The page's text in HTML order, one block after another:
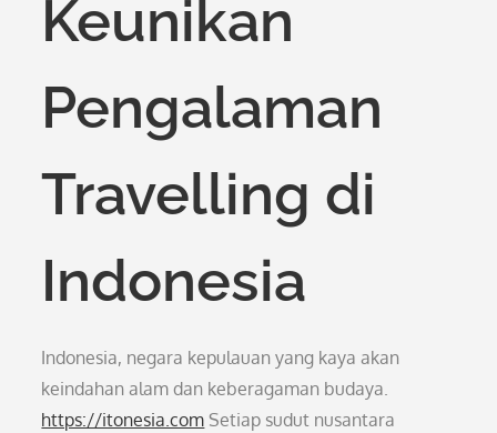
Keunikan
Pengalaman
Travelling di
Indonesia
Indonesia, negara kepulauan yang kaya akan
keindahan alam dan keberagaman budaya.
https://itonesia.com Setiap sudut nusantara